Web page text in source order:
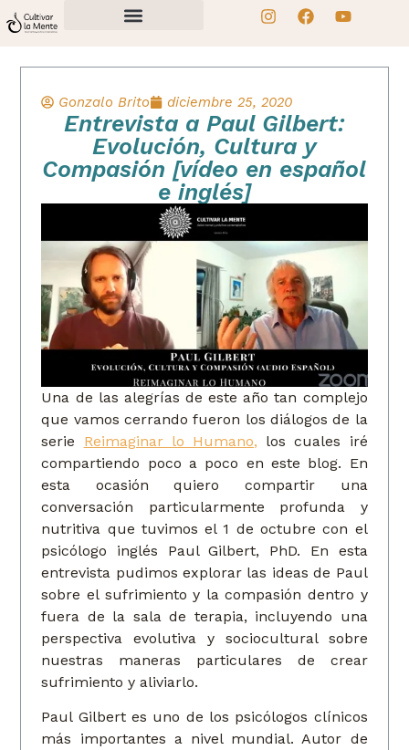
Gonzalo Brito diciembre 25, 2020
Entrevista a Paul Gilbert:
Evolución, Cultura y
Compasión [vídeo en español
e inglés]
Una de las alegrías de este año tan complejo
que vamos cerrando fueron los diálogos de la
serie Reimaginar lo Humano, los cuales iré
compartiendo poco a poco en este blog. En
esta ocasión quiero compartir una
conversación particularmente profunda y
nutritiva que tuvimos el 1 de octubre con el
psicólogo inglés Paul Gilbert, PhD. En esta
entrevista pudimos explorar las ideas de Paul
sobre el sufrimiento y la compasión dentro y
fuera de la sala de terapia, incluyendo una
perspectiva evolutiva y sociocultural sobre
nuestras maneras particulares de crear
sufrimiento y aliviarlo.
Paul Gilbert es uno de los psicólogos clínicos
más importantes a nivel mundial. Autor de